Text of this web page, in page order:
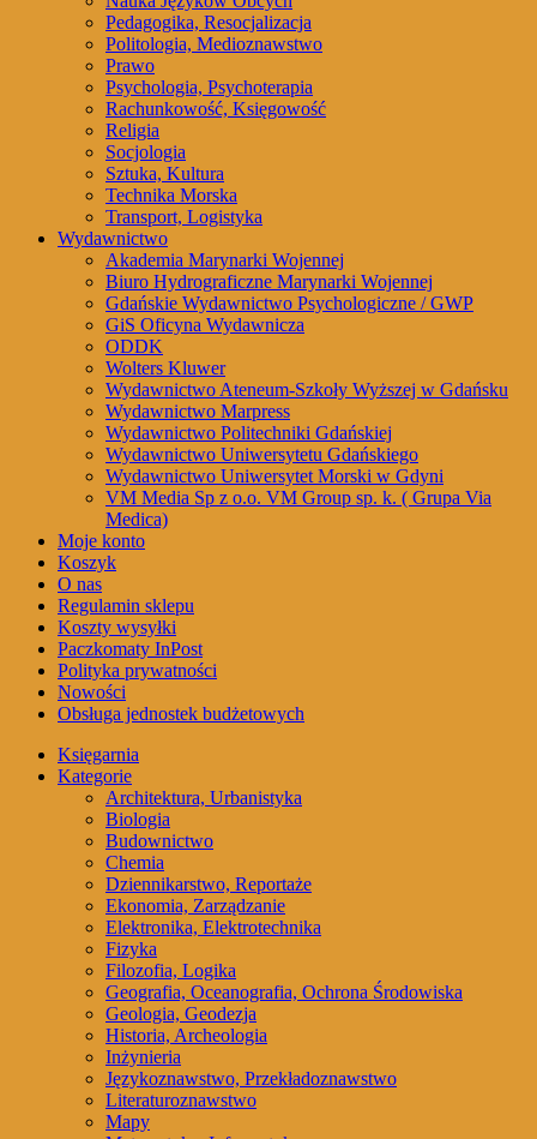
Pedagogika, Resocjalizacja
Politologia, Medioznawstwo
Prawo
Psychologia, Psychoterapia
Rachunkowość, Księgowość
Religia
Socjologia
Sztuka, Kultura
Technika Morska
Transport, Logistyka
Wydawnictwo
Akademia Marynarki Wojennej
Biuro Hydrograficzne Marynarki Wojennej
Gdańskie Wydawnictwo Psychologiczne / GWP
GiS Oficyna Wydawnicza
ODDK
Wolters Kluwer
Wydawnictwo Ateneum-Szkoły Wyższej w Gdańsku
Wydawnictwo Marpress
Wydawnictwo Politechniki Gdańskiej
Wydawnictwo Uniwersytetu Gdańskiego
Wydawnictwo Uniwersytet Morski w Gdyni
VM Media Sp z o.o. VM Group sp. k. ( Grupa Via
Medica)
Moje konto
Koszyk
O nas
Regulamin sklepu
Koszty wysyłki
Paczkomaty InPost
Polityka prywatności
Nowości
Obsługa jednostek budżetowych
Księgarnia
Kategorie
Architektura, Urbanistyka
Biologia
Budownictwo
Chemia
Dziennikarstwo, Reportaże
Ekonomia, Zarządzanie
Elektronika, Elektrotechnika
Fizyka
Filozofia, Logika
Geografia, Oceanografia, Ochrona Środowiska
Geologia, Geodezja
Historia, Archeologia
Inżynieria
Językoznawstwo, Przekładoznawstwo
Literaturoznawstwo
Mapy